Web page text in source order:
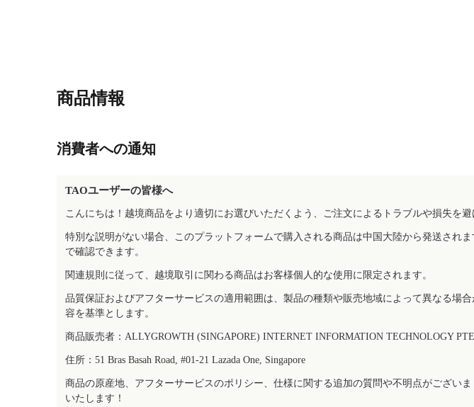
商品情報
消費者への通知
TAOユーザーの皆様へ
こんにちは！越境商品をより適切にお選びいただくよう、ご注文によるトラブルや損失を
特別な説明がない場合、このプラットフォームで購入される商品は中国大陸から発送され
で確認できます。
関連規則に従って、越境取引に関わる商品はお客様個人的な使用に限定されます。
品質保証およびアフターサービスの適用範囲は、製品の種類や販売地域によって異なる場
容を基準とします。
商品販売者：ALLYGROWTH (SINGAPORE) INTERNET INFORMATION TECHNOLOGY
住所：51 Bras Basah Road, #01-21 Lazada One, Singapore
商品の原産地、アフターサービスのポリシー、仕様に関する追加の質問や不明点がござい
いたします！